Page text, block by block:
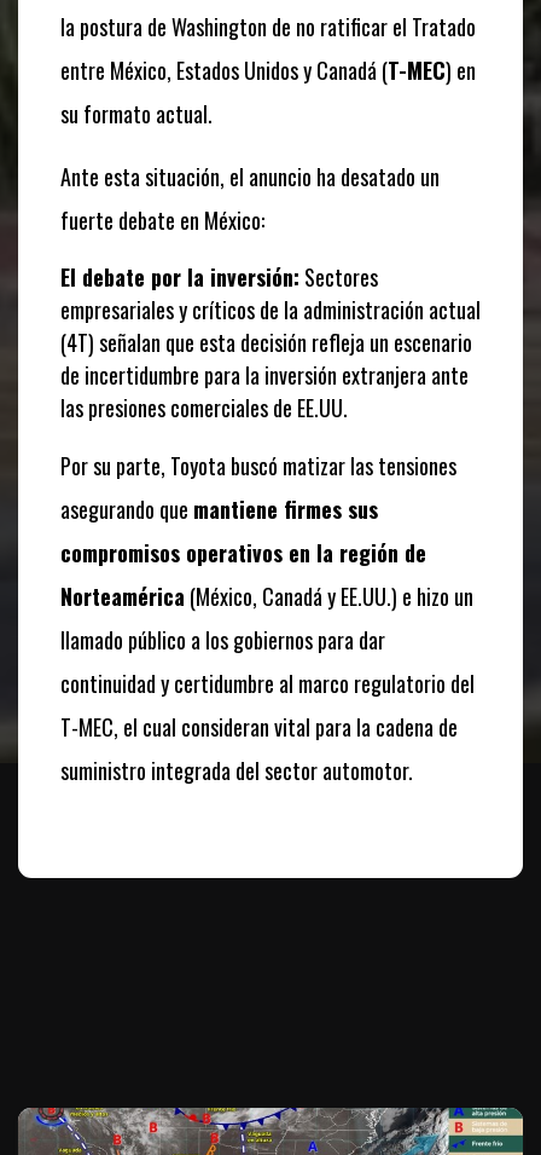
la postura de Washington de no ratificar el Tratado
entre México, Estados Unidos y Canadá (T-MEC) en
su formato actual.
Ante esta situación, el anuncio ha desatado un
fuerte debate en México:
El debate por la inversión: Sectores
empresariales y críticos de la administración actual
(4T) señalan que esta decisión refleja un escenario
de incertidumbre para la inversión extranjera ante
las presiones comerciales de EE.UU.
Por su parte, Toyota buscó matizar las tensiones
asegurando que mantiene firmes sus
compromisos operativos en la región de
Norteamérica (México, Canadá y EE.UU.) e hizo un
llamado público a los gobiernos para dar
continuidad y certidumbre al marco regulatorio del
T-MEC, el cual consideran vital para la cadena de
suministro integrada del sector automotor.